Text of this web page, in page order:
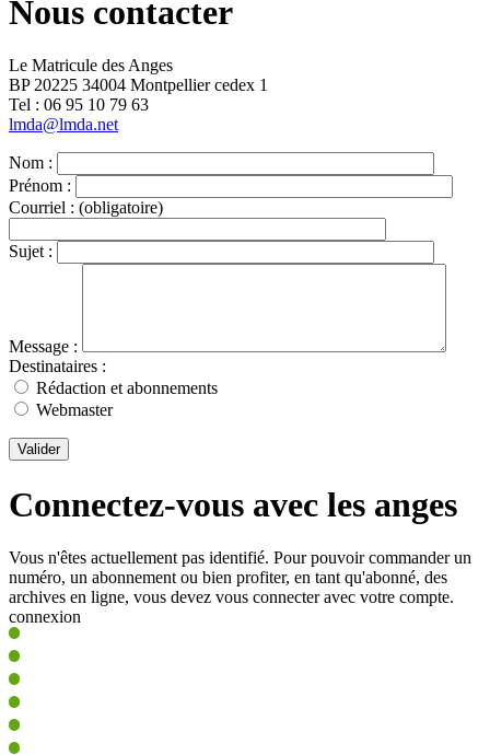
Nous contacter
Le Matricule des Anges
BP 20225 34004 Montpellier cedex 1
Tel : ‭06 95 10 79 63
lmda@lmda.net
Nom :
Prénom :
Courriel : (obligatoire)
Sujet :
Message :
Destinataires :
Rédaction et abonnements
Webmaster
Valider
Connectez-vous avec les anges
Vous n'êtes actuellement pas identifié. Pour pouvoir commander un
numéro, un abonnement ou bien profiter, en tant qu'abonné, des
archives en ligne, vous devez vous connecter avec votre compte.
connexion